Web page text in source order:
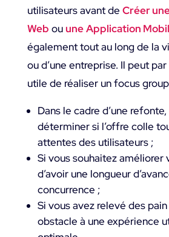
utilisateurs avant de Créer
Web ou uneApplication
également tout au long de la
ou d’une entreprise. Il peut
utile de réaliser un focus
Dans le cadre d’une
déterminer si l’offre colle
attentes des utilisateurs ;
Si vous souhaitez améliorer
d’avoir une longueur
concurrence ;
Si vous avez relevé des
obstacle à une expérience